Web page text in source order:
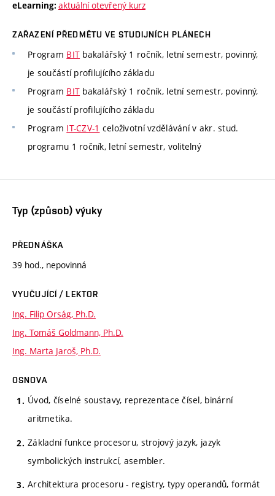
eLearning: aktuální otevřený kurz
ZAŘAZENÍ PŘEDMĚTU VE STUDIJNÍCH PLÁNECH
Program BIT bakalářský 1 ročník, letní semestr, povinný,
je součástí profilujícího základu
Program BIT bakalářský 1 ročník, letní semestr, povinný,
je součástí profilujícího základu
Program IT-CZV-1 celoživotní vzdělávání v akr. stud.
programu 1 ročník, letní semestr, volitelný
Typ (způsob) výuky
PŘEDNÁŠKA
39 hod., nepovinná
VYUČUJÍCÍ / LEKTOR
Ing. Filip Orság, Ph.D.
Ing. Tomáš Goldmann, Ph.D.
Ing. Marta Jaroš, Ph.D.
OSNOVA
Úvod, číselné soustavy, reprezentace čísel, binární
aritmetika.
Základní funkce procesoru, strojový jazyk, jazyk
symbolických instrukcí, asembler.
Architektura procesoru - registry, typy operandů, formát